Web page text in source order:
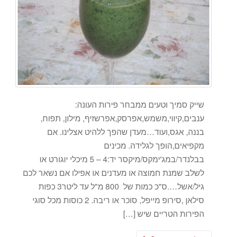
שייק סמיך וטעים ממבחר פירות העונה:
ענבים,קיווי,משמש,אפרסק,אפרשזיף, מילון, תפוח,
בננה, אגס,ועוד…מעדן שהפך ללהיט אצלינו. אם
מקפיאים,הופך לגלידה. מכינים
בבלנדר/במג'ימקס/מיקסר יד:4 – 5 מיכלי יוגורט או
לשלב שמנת חמוצה או מעדנים או אפילו אם נשאר לכם
גיל/אשל….ס"כ כמות של 800 מ"ל עד ליטר3 כפות
סילאן ,סירופ מייפל, סוכר או ריבה. 2 כוסות מכל סוגי
הפירות הטריים שיש […]